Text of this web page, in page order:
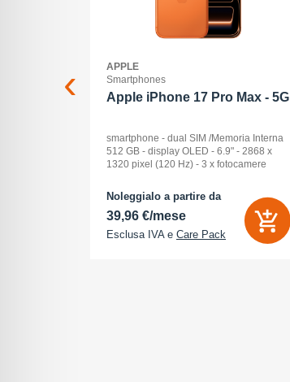
APPLE
Smartphones
Apple iPhone 17 Pro Max - 5G
smartphone - dual SIM /Memoria Interna
512 GB - display OLED - 6.9" - 2868 x
1320 pixel (120 Hz) - 3 x fotocamere
camera 18 Megapixel - arancione
cosmico
Noleggialo a partire da
39,96 €/mese
Esclusa IVA e Care Pack